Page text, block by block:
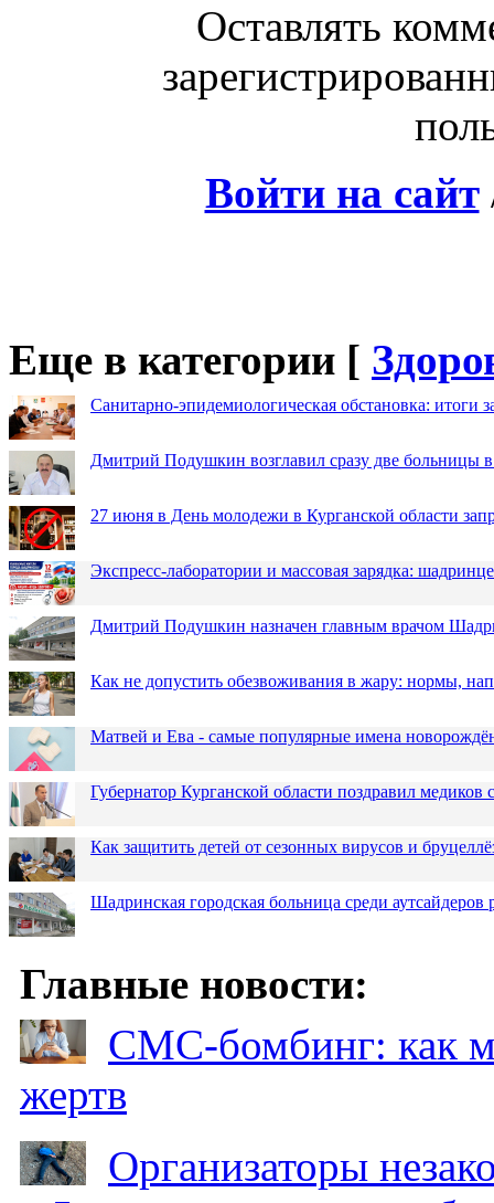
Оставлять
Войти на сайт
Еще в категории [
Санитарно-эпидемиологическая обстановка: итоги
Дмитрий Подушкин возглавил сразу две больницы
27 июня в День молодежи в Курганской области
Экспресс-лаборатории и массовая зарядка:
Дмитрий Подушкин назначен главным врачом
Как не допустить обезвоживания в жару: нормы,
Матвей и Ева - самые популярные имена
Губернатор Курганской области поздравил
Как защитить детей от сезонных вирусов и
Шадринская городская больница среди
Главные новости:
СМС-бомбинг: как
жертв
Организаторы